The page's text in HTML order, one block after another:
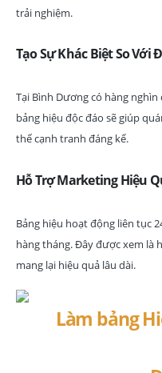
trải nghiệm.
Tạo Sự Khác Biệt So Với
Tại Bình Dương có hàng
bảng hiệu độc đáo sẽ giúp
thế cạnh tranh đáng kể.
Hỗ Trợ Marketing Hiệu
Bảng hiệu hoạt động liên tục
hàng tháng. Đây được xem
mang lại hiệu quả lâu dài.